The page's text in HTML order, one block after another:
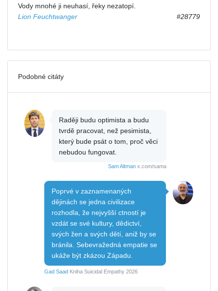
Vody mnohé ji neuhasí, řeky nezatopí.
Lion Feuchtwanger
#28779
Podobné citáty
Raději budu optimista a budu
tvrdě pracovat, než pesimista,
který bude psát o tom, proč věci
nebudou fungovat.
Sam Altman x.com/sama
Poprvé v zaznamenaných
dějinách se jedna civilizace
rozhodla, že nejvyšší ctností je
vzdát se své kultury, dědictví,
svých žen a svých dětí, aniž by se
bránila. Sebevražedná empatie se
ukáže být zkázou Západu.
Gad Saad Kniha Suicidal Empathy 2026